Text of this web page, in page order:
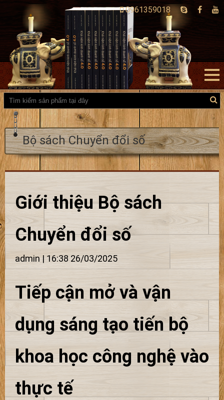
0961359018
Bộ sách Chuyển đổi số
Giới thiệu Bộ sách
Chuyển đổi số
admin | 16:38 26/03/2025
Tiếp cận mở và vận
dụng sáng tạo tiến bộ
khoa học công nghệ vào
thực tế